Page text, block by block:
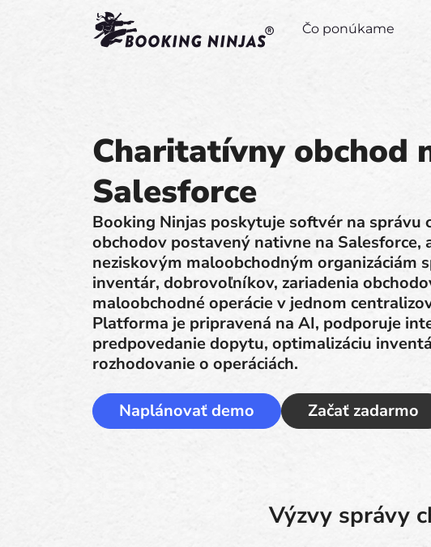
Čo ponúkame
Charitatívny obchod
Salesforce
Booking Ninjas poskytuje softvér na správu
obchodov postavený nativne na Salesforce,
neziskovým maloobchodným organizáciám
inventár, dobrovoľníkov, zariadenia
maloobchodné operácie v jednom
Platforma je pripravená na AI, podporuje
predpovedanie dopytu, optimalizáciu
rozhodovanie o operáciách.
Naplánovať demo Začať zadarmo
Výzvy správy